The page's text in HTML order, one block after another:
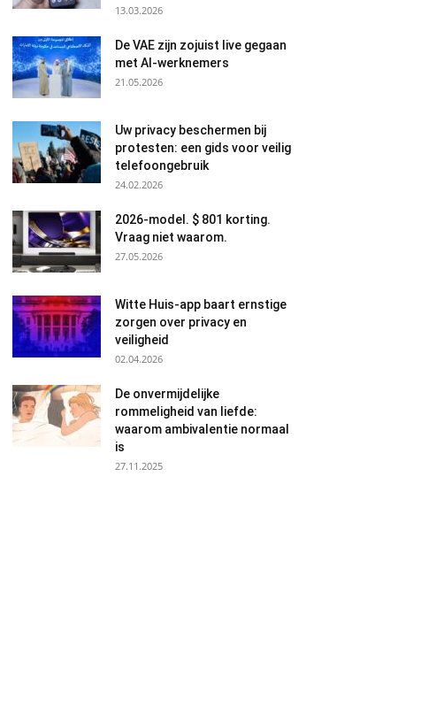
13.03.2026
De VAE zijn zojuist live gegaan
met AI-werknemers
21.05.2026
Uw privacy beschermen bij
protesten: een gids voor veilig
telefoongebruik
24.02.2026
2026-model. $ 801 korting.
Vraag niet waarom.
27.05.2026
Witte Huis-app baart ernstige
zorgen over privacy en
veiligheid
02.04.2026
De onvermijdelijke
rommeligheid van liefde:
waarom ambivalentie normaal
is
27.11.2025